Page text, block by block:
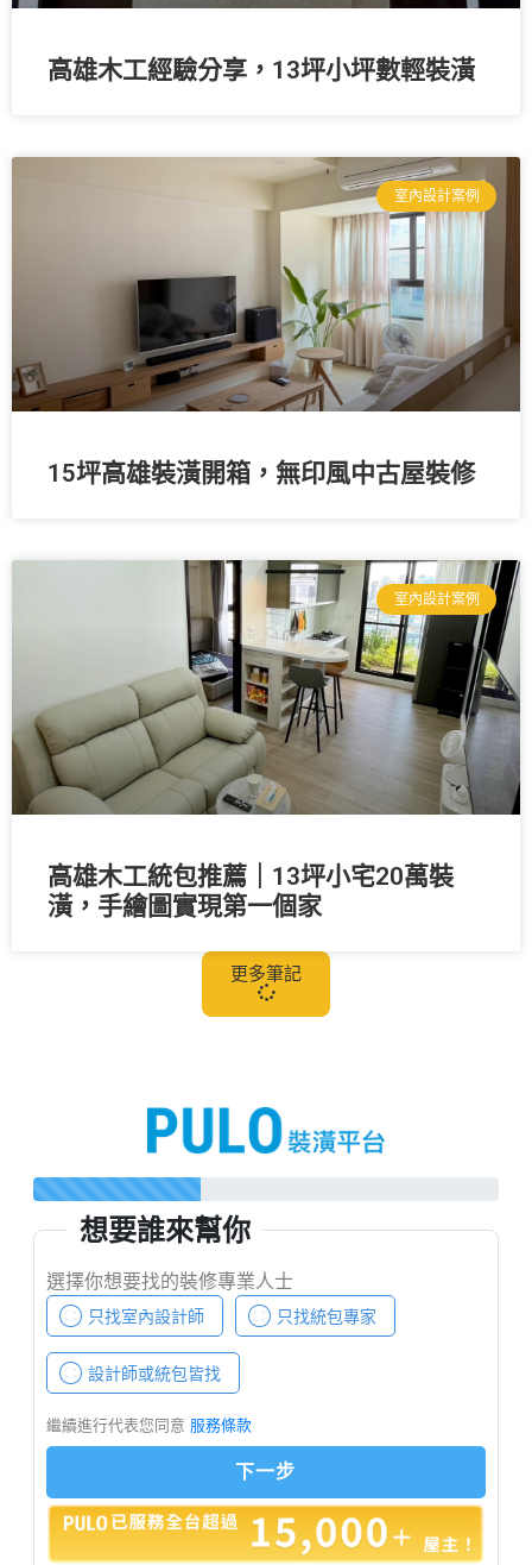
高雄木工經驗分享，13坪小坪數輕裝潢
室內設計案例
15坪高雄裝潢開箱，無印風中古屋裝修
室內設計案例
高雄木工統包推薦｜13坪小宅20萬裝
潢，手繪圖實現第一個家
更多筆記